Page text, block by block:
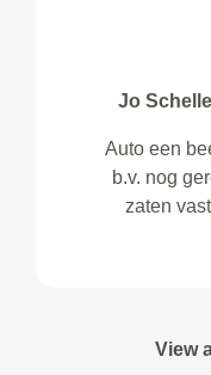
Jo
Auto een
b.v. nog
zaten
View